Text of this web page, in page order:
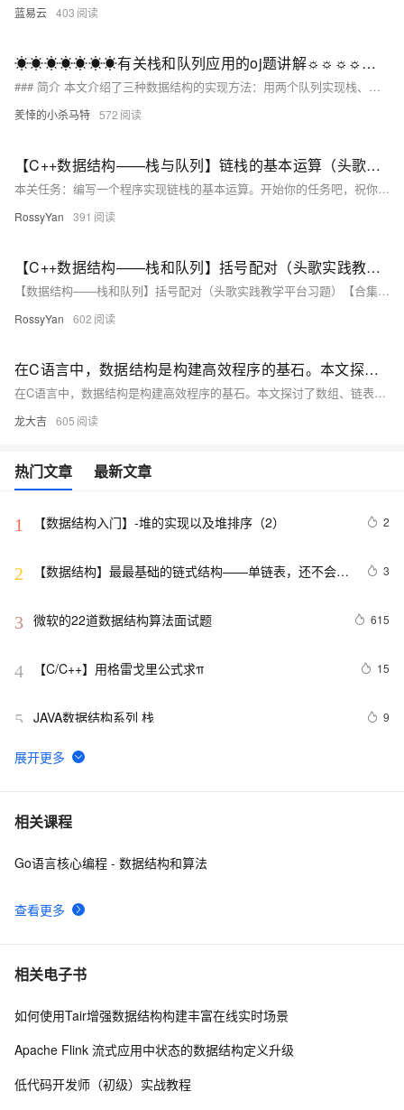
蓝易云 403
☀☀☀☀☀☀☀有关栈和队列应用的oj题讲解☼☼☼☼☼☼☼
### 简介 本文介绍了三种数据结构的实现方法：用两个队列实现栈、用两个栈实现队列以及设计循环队列。具体思路如下： 1. **用两个队列实现栈**： - 插入元素时，选择非空队列进行插入。 - 移除栈顶元素时，将非空队列中的元素依次转移到另一个队列，直到只剩下一个元素，然后弹出该元素。 - 判空条件为两个队列均为空。 2. **用两个栈实现队列**： - 插入元素时，选择非空栈进行插入。 - 移除队首元素时，将非空栈中的元素依次转移到另一个栈，再将这些元素重新放回原栈以保持顺序。 - 判空条件为两个栈均为空。
羑悻的小杀马特 572
【C++数据结构——栈与队列】链栈的基本运算（头歌实践教学平台习题）【合集】
本关任务：编写一个程序实现链栈的基本运算。开始你的任务吧，祝你成功！​ 相关知识 初始化栈 销毁栈 判断栈是否为空 进栈 出栈 取栈顶元素 初始化栈 概念：初始化栈是为栈的使用做准备，包括分配内存空间（如果是动态分配）和设置栈的初始状态。栈有顺序栈和链式栈两种常见形式。对于顺序栈，通常需要定义一个数组来存储栈元素，并设置一个变量来记录栈顶位置；对于链式栈，需要定义节点结构，包含数据域和指针域，同时初始化栈顶指针。 示例（顺序栈）： 以下是一个简单的顺序栈初始化示例，假设用C语言实现，栈中存储整数，最大
RossyYan 391
【C++数据结构——栈和队列】括号配对（头歌实践教学平台习题）【合集】
【数据结构——栈和队列】括号配对（头歌实践教学平台习题）【合集】（1）遇到左括号：进栈Push()（2）遇到右括号：若栈顶元素为左括号，则出栈Pop()；否则返回false。（3）当遍历表达式结束，且栈为空时，则返回true，否则返回false。本关任务：编写一个程序利用栈判断左、右圆括号是否配对。为了完成本关任务，你需要掌握：栈对括号的处理。（1）遇到左括号：进栈Push()开始你的任务吧，祝你成功！测试输入：(()))
RossyYan 602
在C语言中，数据结构是构建高效程序的基石。本文探讨了数组、链表、栈、队列、树和图等常见数据结构的特点、应用及实现方式
在C语言中，数据结构是构建高效程序的基石。本文探讨了数组、链表、栈、队列、树和图等常见数据结构的特点、应用及实现方式，强调了合理选择数据结构的重要性，并通过案例分析展示了其在实际项目中的应用，旨在帮助读者提升编程能力。
龙大吉 605
热门文章 最新文章
1 【数据结构入门】-堆的实现以及堆排序（2） 2
2
【数据结构】最最基础的链式结构——单链表，还不会你
3
3 微软的22道数据结构算法面试题 615
4 【C/C++】用格雷戈里公式求π 15
5 JAVA数据结构系列 栈 9
6 设计一个只能在堆上或栈上实例化的类
7 数据结构与算法分析-分离链接散列表的实现
8 【数据结构进阶】AVL树深度剖析 + 实现（附源码）
9 数据结构与算法之八皇后问题
10
相关课程
查看更多
Go语言核心编程 - 数据结构和算法
相关电子书
如何使用Tair增强数据结构构建丰富在线实时场景
Apache Flink 流式应用中状态的数据结构定义升级
低代码开发师（初级）实战教程